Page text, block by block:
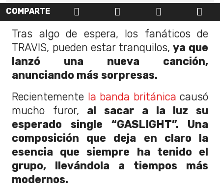
COMPARTE
Tras algo de espera, los fanáticos de
TRAVIS, pueden estar tranquilos,ya que
lanzó una nueva canción,
anunciando más sorpresas.
Recientemente la banda británica causó
mucho furor, al sacar a la luz su
esperado single “GASLIGHT”. Una
composición que deja en claro la
esencia que siempre ha tenido el
grupo, llevándola a tiempos más
modernos.